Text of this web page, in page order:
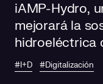
iAMP-Hydro,
mejorará la
hidroeléctrica
#I+D #Digitalización